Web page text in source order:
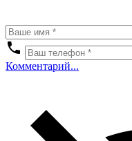
Комментарий...